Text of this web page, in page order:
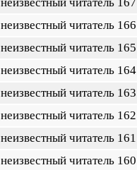
неизвестный читатель 166
неизвестный читатель 165
неизвестный читатель 164
неизвестный читатель 163
неизвестный читатель 162
неизвестный читатель 161
неизвестный читатель 160